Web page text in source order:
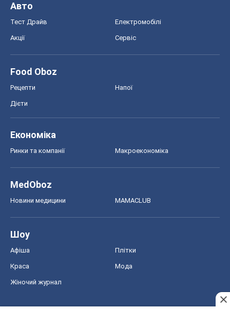
Авто
Тест Драйв Електромобілі
Акції Сервіс
Food Oboz
Рецепти Напої
Дієти
Економіка
Ринки та компанії Макроекономіка
MedOboz
Новини медицини MAMACLUB
Шоу
Афіша Плітки
Краса Мода
Жіночий журнал